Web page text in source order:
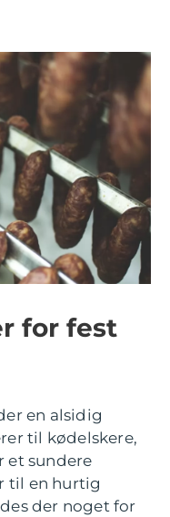
for fest
en alsidig
til kødelskere,
et sundere
til en hurtig
der noget for